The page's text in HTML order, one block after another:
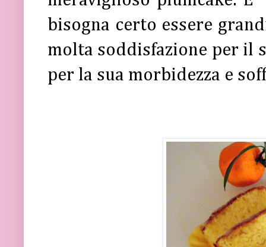
bisogna certo essere
molta soddisfazione per il
per la sua morbidezza e